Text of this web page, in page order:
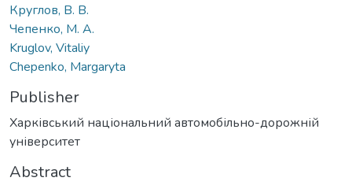
Круглов, В. В.
Чепенко, М. А.
Kruglov, Vitaliy
Chepenko, Margaryta
Publisher
Харківський національний автомобільно-дорожній
університет
Abstract